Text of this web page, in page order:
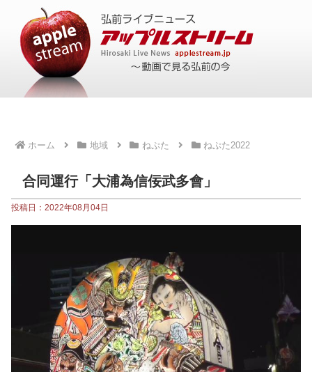
ホーム 地域 ねぷた ねぷた2022
合同運行「大浦為信佞武多會」
投稿日：2022年08月04日